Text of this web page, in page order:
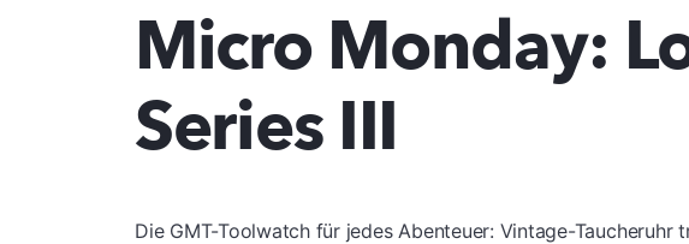
Micro Monday:
Series III
Die GMT-Toolwatch für jedes Abenteuer: Vintage-Taucheruhr